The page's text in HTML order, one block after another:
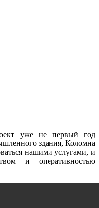
уже не первый год
здания, Коломна
нашими услугами, и
и оперативностью